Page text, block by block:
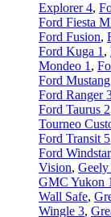
Explorer 4,
Ford Fiesta
Ford Fusion,
Ford Kuga 1 ,
Mondeo 1 ,
Ford Mustang
Ford Ranger
Ford Taurus 2
Tourneo
Ford Transit 5
Ford Windstar
Vision,
GMC Yukon 1
Wall Safe,
Wingle 3,